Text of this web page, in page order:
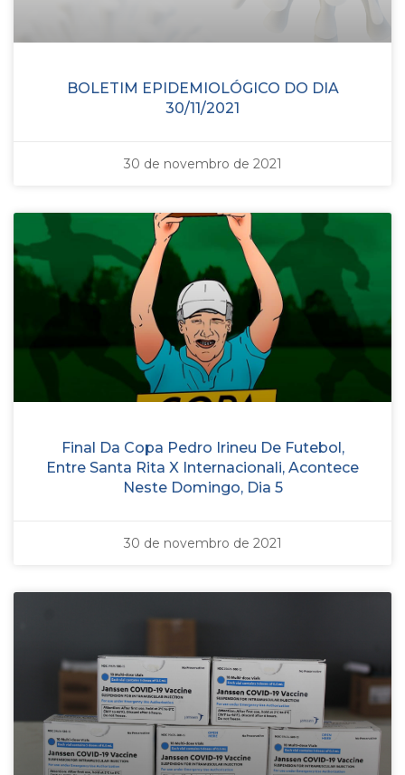
BOLETIM EPIDEMIOLÓGICO DO DIA
30/11/2021
30 de novembro de 2021
Final Da Copa Pedro Irineu De Futebol,
Entre Santa Rita X Internacionali, Acontece
Neste Domingo, Dia 5
30 de novembro de 2021